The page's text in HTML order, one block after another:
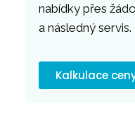
nabídky přes
a následný servis.
Kalkulace